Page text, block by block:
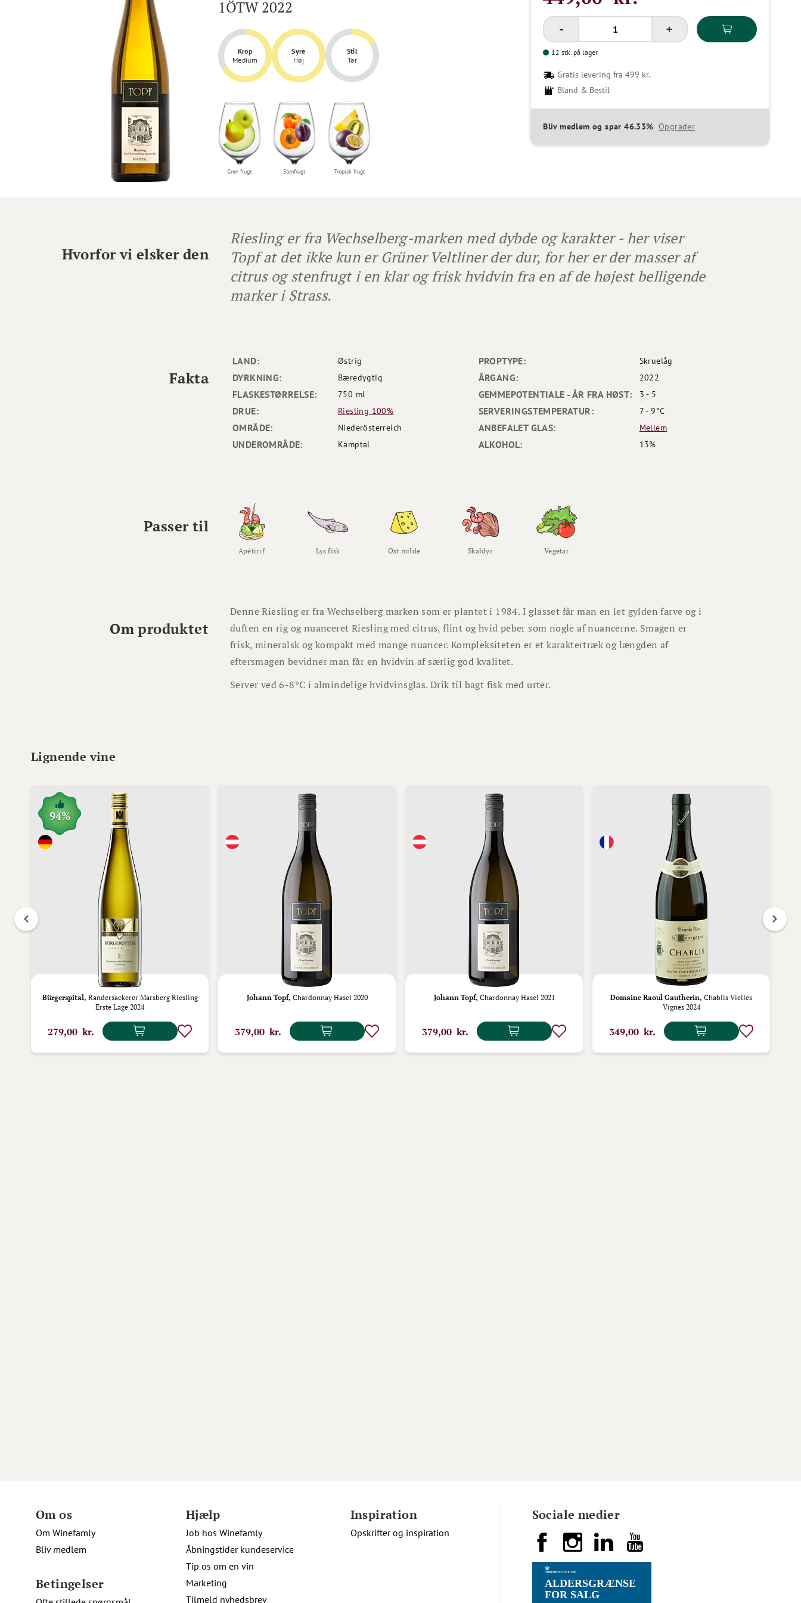
1ÖTW 2022
Krop
Medium
Syre
Høj
Stil
Tør
Grøn frugt Stenfrugt Tropisk frugt
Gratis levering fra 499 kr.
Bland & Bestil
12 stk. på lager
Bliv medlem og spar 46.33% Opgrader
Hvorfor vi elsker den
Riesling er fra Wechselberg-marken med dybde og karakter - her viser
Topf at det ikke kun er Grüner Veltliner der dur, for her er der masser af
citrus og stenfrugt i en klar og frisk hvidvin fra en af de højest belligende
marker i Strass.
LAND: Østrig
DYRKNING: Bæredygtig
FLASKESTØRRELSE: 750 ml
DRUE: Riesling 100%
OMRÅDE: Niederösterreich
UNDEROMRÅDE: Kamptal
PROPTYPE: Skruelåg
ÅRGANG: 2022
GEMMEPOTENTIALE - ÅR FRA HØST: 3 - 5
SERVERINGSTEMPERATUR: 7 - 9°C
ANBEFALET GLAS: Mellem
ALKOHOL: 13%
Fakta
Passer til
Apétirif Lys fisk Ost milde Skaldyr Vegetar
Om produktet
Denne Riesling er fra Wechselberg marken som er plantet i 1984. I glasset får man en let gylden farve og i
duften en rig og nuanceret Riesling med citrus, flint og hvid peber som nogle af nuancerne. Smagen er
frisk, mineralsk og kompakt med mange nuancer. Kompleksiteten er et karaktertræk og længden af
eftersmagen bevidner man får en hvidvin af særlig god kvalitet.
Server ved 6-8°C i almindelige hvidvinsglas. Drik til bagt fisk med urter.
Lignende vine
94%
Bürgerspital, Randersackerer Marsberg Riesling
Erste Lage 2024
279,00 kr.
Johann Topf, Chardonnay Hasel 2020
379,00 kr.
Johann Topf, Chardonnay Hasel 2021
379,00 kr.
Domaine Raoul Gautherin, Chablis Vielles
Vignes 2024
349,00 kr.
Om os
Om Winefamly
Bliv medlem
Betingelser
Hjælp
Job hos Winefamly
Åbningstider kundeservice
Tip os om en vin
Marketing
Tilmeld nyhedsbrev
Inspiration
Opskrifter og inspiration
Sociale medier